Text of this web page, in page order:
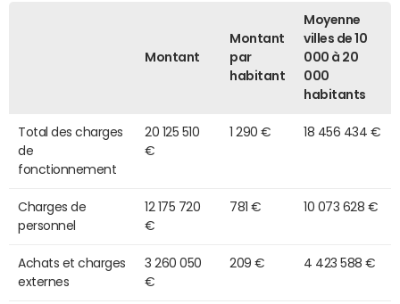
Montant
Montant
par
habitant
Moyenne
villes de 10
000 à 20
000
habitants
Total des charges
de
fonctionnement
20 125 510
€
1 290 € 18 456 434 €
Charges de
personnel
12 175 720
€
781 € 10 073 628 €
Achats et charges
externes
3 260 050
€
209 € 4 423 588 €